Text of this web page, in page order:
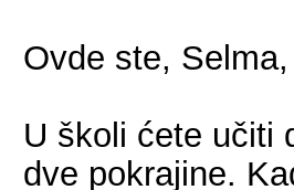
Ovde ste,
U školi ćete učiti
dve pokrajine.